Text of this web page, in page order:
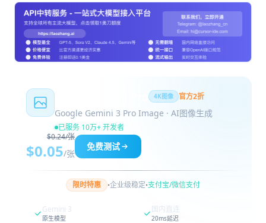
4K图像 官方2折
Google Gemini 3 Pro Image · AI图像生成
已服务 10万+ 开发者
$0.24/张
$0.05/张
免费测试
限时特惠 ·企业级稳定·支付宝/微信支付
Gemini 3
原生模型
国内直连
20ms延迟